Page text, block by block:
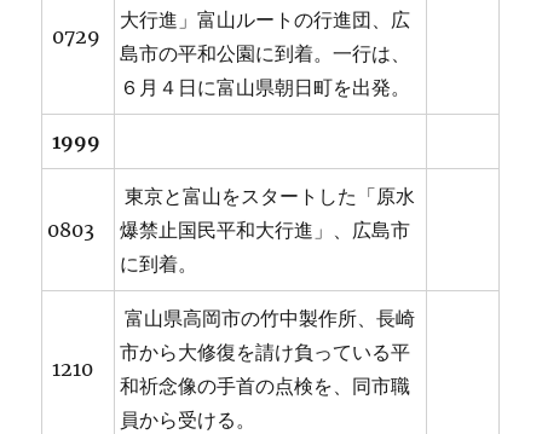
0729
大行進」富山ルートの行進団、広
島市の平和公園に到着。一行は、
６月４日に富山県朝日町を出発。
1999
0803
東京と富山をスタートした「原水
爆禁止国民平和大行進」、広島市
に到着。
1210
富山県高岡市の竹中製作所、長崎
市から大修復を請け負っている平
和祈念像の手首の点検を、同市職
員から受ける。